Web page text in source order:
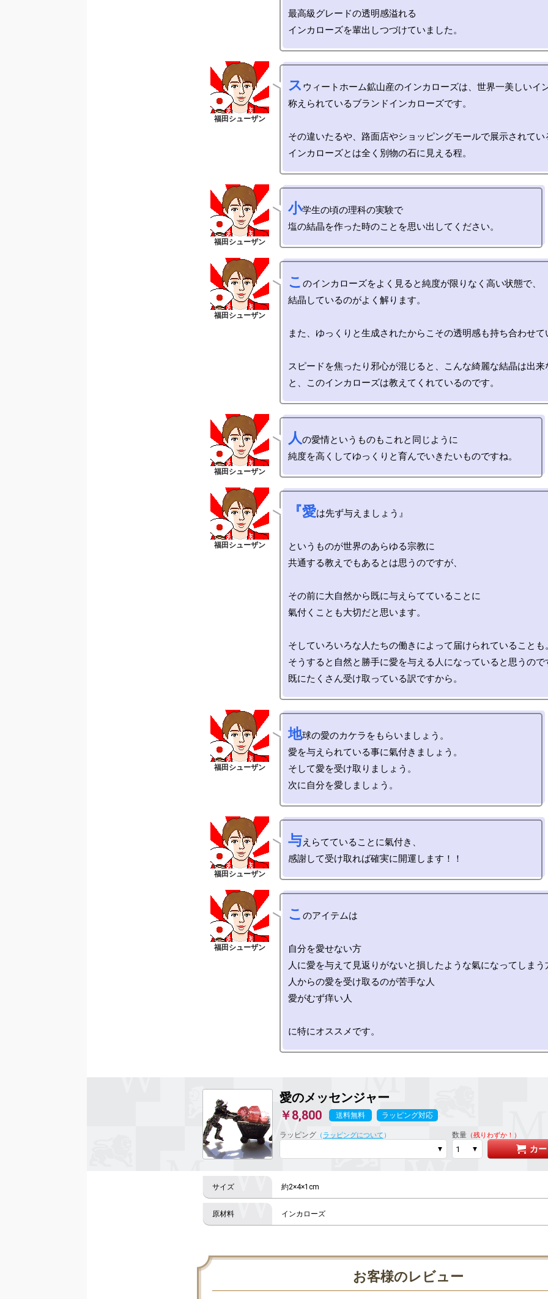
最高級グレードの透明感溢れる
ス ウィートホーム鉱山産のインカローズは、世界一美しいイ
称えられているブランドインカローズです。
その違いたるや、路面店やショッピングモールで展示されてい
小学生の頃の理科の実験で
こ のインカローズをよく見ると純度が限りなく高い状態で、
結晶しているのがよく解ります。
また、ゆっくりと生成されたからこその透明感も持ち合わせて
スピードを焦ったり邪心が混じると、こんな綺麗な結晶は出来
人の愛情というものもこれと同じように
『愛は先ず与えましょう』
というものが世界のあらゆる宗教に
共通する教えでもあるとは思うのですが、
その前に大自然から既に与えらてていることに
氣付くことも大切だと思います。
そしていろいろな人たちの働きによって届けられていることも
そうすると自然と勝手に愛を与える人になっていると思うので
地球の愛のカケラをもらいましょう。
愛を与えられている事に氣付きましょう。
そして愛を受け取りましょう。
与えらてていることに氣付き、
こ のアイテムは
自分を愛せない方
人に愛を与えて見返りがないと損したような氣になってしまう
人からの愛を受け取るのが苦手な人
愛がむず痒い人
愛のメッセンジャー
￥8,800
送料無料 ラッピング対応
ラッピング （ ラッピングについて ） 数量（残りわずか！）
カ
約2×4×1cm
インカローズ
お客様のレビュー